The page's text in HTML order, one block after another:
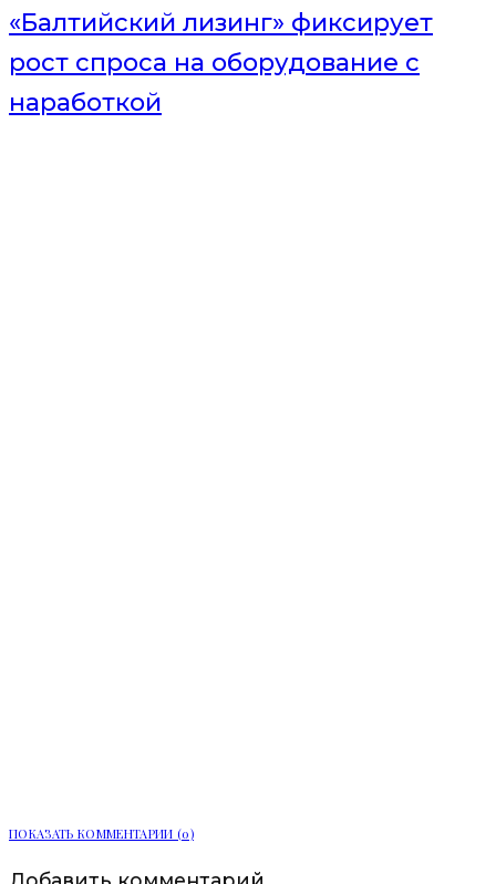
«Балтийский лизинг» фиксирует
рост спроса на оборудование с
наработкой
ПОКАЗАТЬ КОММЕНТАРИИ (0)